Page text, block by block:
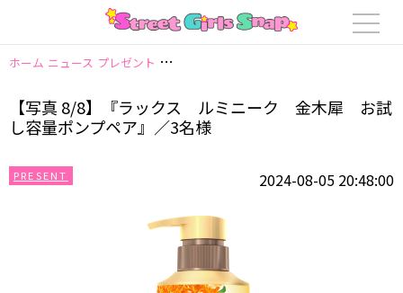
ホーム ニュース プレゼント 【写真 8/8】『ラックス ルミニーク 金木
【写真 8/8】『ラックス ルミニーク 金木犀 お試
し容量ポンプペア』／3名様
PRESENT 2024-08-05 20:48:00